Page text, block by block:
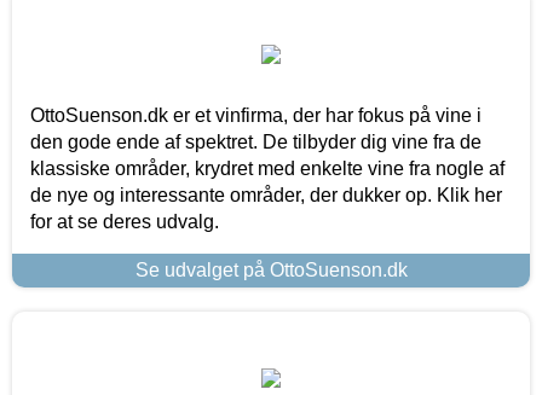
OttoSuenson.dk er et vinfirma, der har fokus på vine i
den gode ende af spektret. De tilbyder dig vine fra de
klassiske områder, krydret med enkelte vine fra nogle af
de nye og interessante områder, der dukker op. Klik her
for at se deres udvalg.
Se udvalget på OttoSuenson.dk